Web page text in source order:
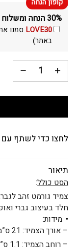
30% הנחה ומשלוח חינם על כל התכשיטים באתר!
LOVE30 סמנו
באתר)
לחצו כדי לשתף
תיאור
הסט כולל:
צמיד גורמט זהב
חלד בעיצוב גברי
מידות:
– אורך הצמיד: 21 ס”מ
– רוחב הצמיד: 1.1 ס”מ